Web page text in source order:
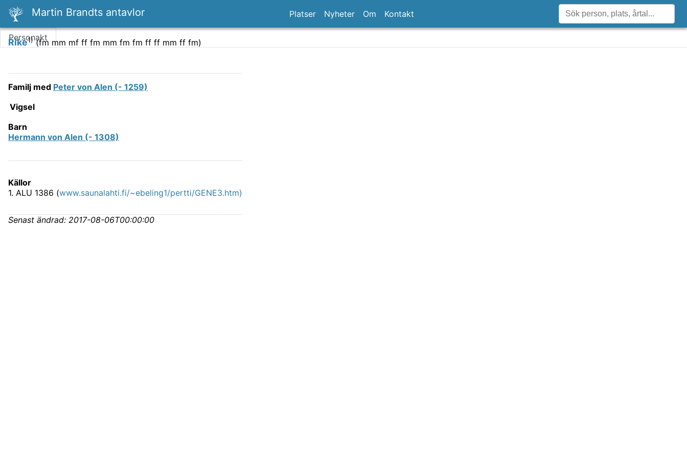
Martin Brandts antavlor Platser Nyheter Om Kontakt
Personakt
Rike1) (fm mm mf ff fm mm fm fm ff ff mm ff fm)
Familj med Peter von Alen (- 1259)
Vigsel
Barn
Hermann von Alen (- 1308)
Källor
1. ALU 1386 (www.saunalahti.fi/~ebeling1/pertti/GENE3.htm)
Senast ändrad: 2017-08-06T00:00:00